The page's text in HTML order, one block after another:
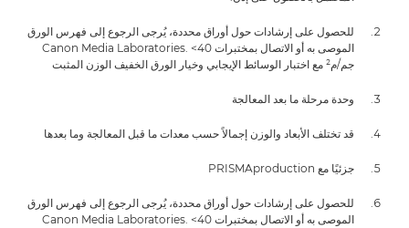
للحصول على إرشادات حول أوراق محددة، يُرجى الرجوع إلى فهرس الورق
الموصى به أو الاتصال بمختبرات Canon Media Laboratories. <40
جم/م² مع اختبار الوسائط الإيجابي وخيار الورق الخفيف الوزن المثبت
وحدة مرحلة ما بعد المعالجة
قد تختلف الأبعاد والوزن إجمالاً حسب معدات ما قبل المعالجة وما بعدها
جزئيًا مع PRISMAproduction
للحصول على إرشادات حول أوراق محددة، يُرجى الرجوع إلى فهرس الورق
الموصى به أو الاتصال بمختبرات Canon Media Laboratories. <40